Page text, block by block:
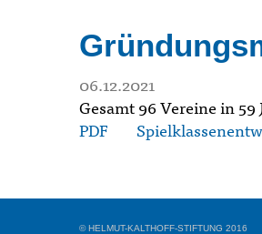
06.12.2021
Gesamt 96 Vereine in
PDF
S
© HELMUT-KALTHOFF-STIFTUNG 2016